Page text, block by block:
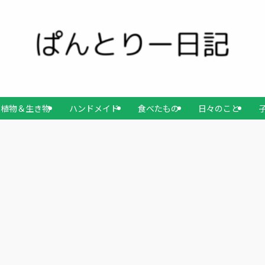
植物＆生き物 ハンドメイド 食べたもの 日々のこと